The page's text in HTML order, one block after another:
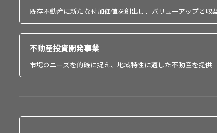
既存不動産に新たな付加価値を創出し、バリューアップと収
不動産投資開発事業
市場のニーズを的確に捉え、地域特性に適した不動産を提供